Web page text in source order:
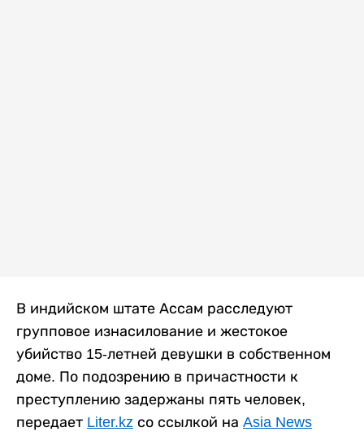
В индийском штате Ассам расследуют
групповое изнасилование и жестокое
убийство 15-летней девушки в собственном
доме. По подозрению в причастности к
преступлению задержаны пять человек,
передает Liter.kz со ссылкой на Asia News